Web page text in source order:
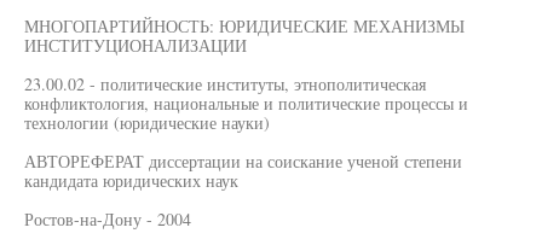
МНОГОПАРТИЙНОСТЬ: ЮРИДИЧЕСКИЕ МЕХАНИЗМЫ
ИНСТИТУЦИОНАЛИЗАЦИИ
23.00.02 - политические институты, этнополитическая
конфликтология, национальные и политические процессы и
технологии (юридические науки)
АВТОРЕФЕРАТ диссертации на соискание ученой степени
кандидата юридических наук
Ростов-на-Дону - 2004